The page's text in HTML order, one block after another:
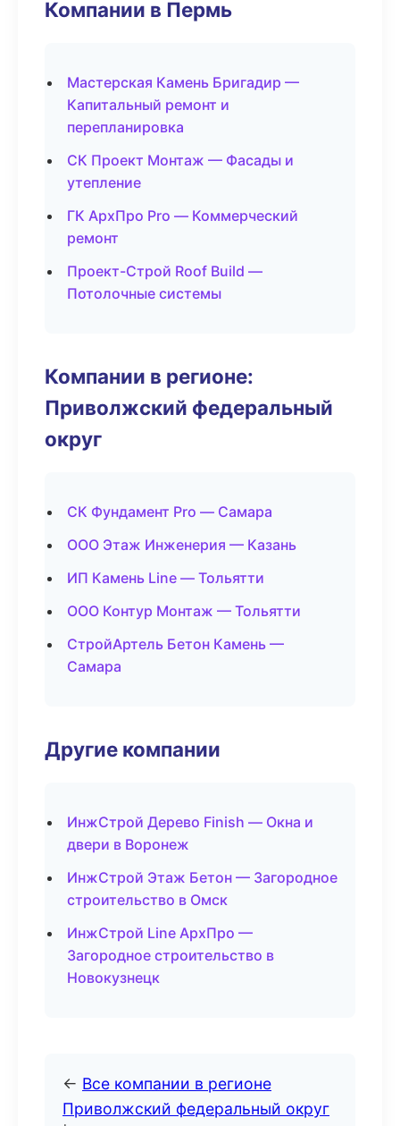
Компании в Пермь
Мастерская Камень Бригадир —
Капитальный ремонт и
перепланировка
СК Проект Монтаж — Фасады и
утепление
ГК АрхПро Pro — Коммерческий
ремонт
Проект-Строй Roof Build —
Потолочные системы
Компании в регионе:
Приволжский федеральный
округ
СК Фундамент Pro — Самара
ООО Этаж Инженерия — Казань
ИП Камень Line — Тольятти
ООО Контур Монтаж — Тольятти
СтройАртель Бетон Камень —
Самара
Другие компании
ИнжСтрой Дерево Finish — Окна и
двери в Воронеж
ИнжСтрой Этаж Бетон — Загородное
строительство в Омск
ИнжСтрой Line АрхПро —
Загородное строительство в
Новокузнецк
← Все компании в регионе
Приволжский федеральный округ